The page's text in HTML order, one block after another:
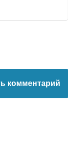
комментарий